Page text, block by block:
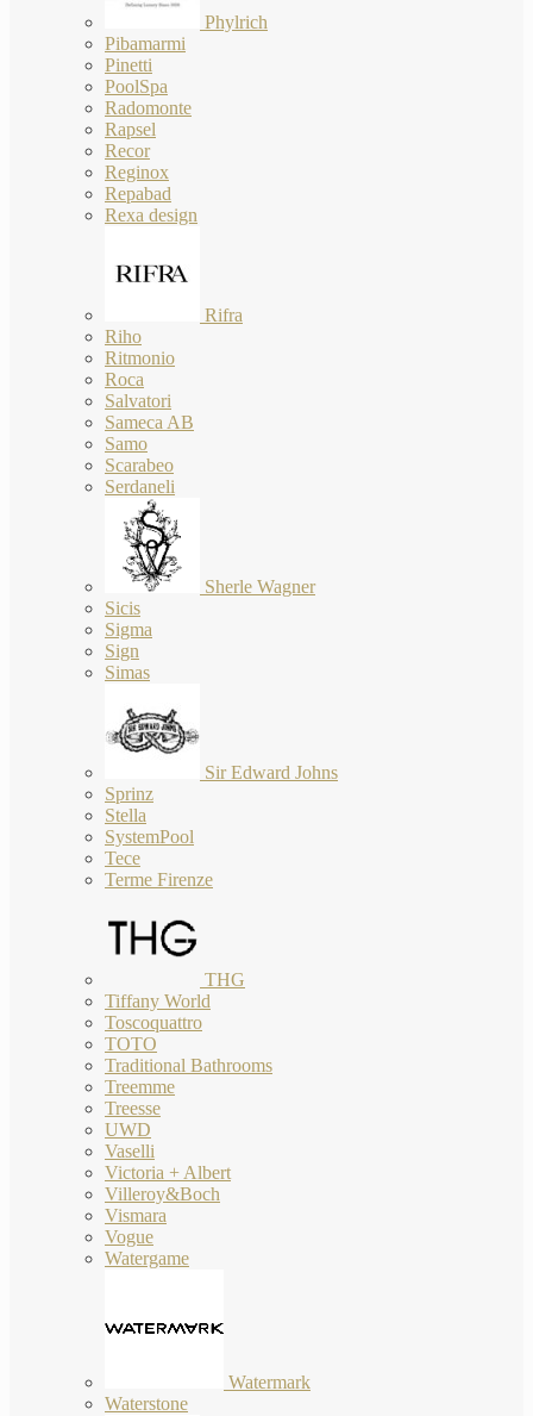
Phylrich
Pibamarmi
Pinetti
PoolSpa
Radomonte
Rapsel
Recor
Reginox
Repabad
Rexa design
Rifra
Riho
Ritmonio
Roca
Salvatori
Sameca AB
Samo
Scarabeo
Serdaneli
Sherle Wagner
Sicis
Sigma
Sign
Simas
Sir Edward Johns
Sprinz
Stella
SystemPool
Tece
Terme Firenze
THG
Tiffany World
Toscoquattro
TOTO
Traditional Bathrooms
Treemme
Treesse
UWD
Vaselli
Victoria + Albert
Villeroy&Boch
Vismara
Vogue
Watergame
Watermark
Waterstone